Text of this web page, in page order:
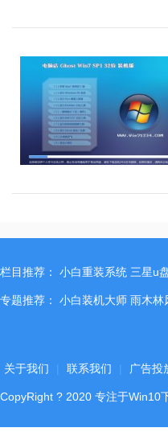
栏目推荐： 小白重装系统 三星u
专题推荐： 小白装机大师 雨木林
关于我们 联系我们 广告投
CopyRight ? 2020 专注于Win10